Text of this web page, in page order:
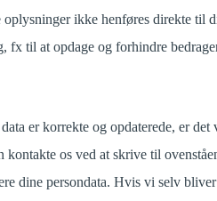
ikke henføres direkte til
fx til at opdage og forhindre
er korrekte og opdaterede, er
os ved at skrive til
dine persondata. Hvis vi selv